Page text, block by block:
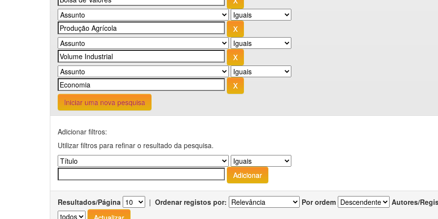
Iniciar uma nova pesquisa
Adicionar filtros:
Utilizar filtros para refinar o resultado da pesquisa.
Resultados/Página | Ordenar registos por: Por ordem Autores/